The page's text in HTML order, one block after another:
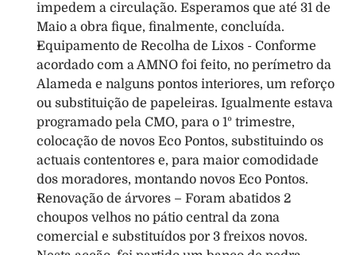
impedem a circulação. Esperamos que até 31 de
Maio a obra fique, finalmente, concluída.
Equipamento de Recolha de Lixos - Conforme
acordado com a AMNO foi feito, no perímetro da
Alameda e nalguns pontos interiores, um reforço
ou substituição de papeleiras. Igualmente estava
programado pela CMO, para o 1º trimestre,
colocação de novos Eco Pontos, substituindo os
actuais contentores e, para maior comodidade
dos moradores, montando novos Eco Pontos.
Renovação de árvores – Foram abatidos 2
choupos velhos no pátio central da zona
comercial e substituídos por 3 freixos novos.